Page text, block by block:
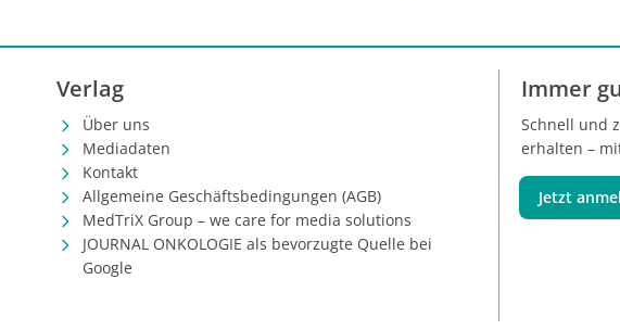
Verlag
Über uns
Mediadaten
Kontakt
Allgemeine Geschäftsbedingungen (AGB)
MedTriX Group – we care for media solutions
JOURNAL ONKOLOGIE als bevorzugte Quelle bei
Google
Immer
Schnell und
erhalten –
Jetzt